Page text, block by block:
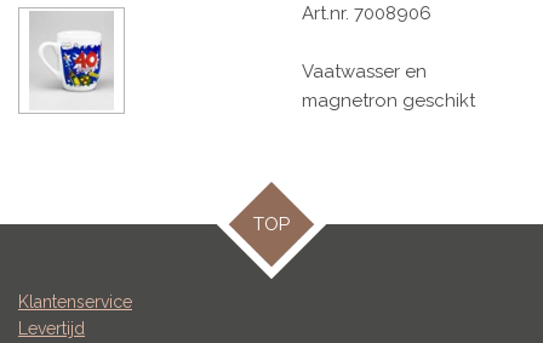
Art.nr. 7008906
Vaatwasser en
magnetron geschikt
TOP
Klantenservice
Levertijd